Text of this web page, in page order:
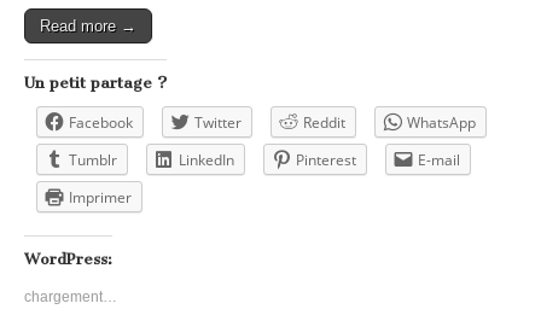
Read more →
Un petit partage ?
Facebook Twitter Reddit
WhatsApp
Tumblr
LinkedIn Pinterest
E-mail
Imprimer
WordPress:
chargement…